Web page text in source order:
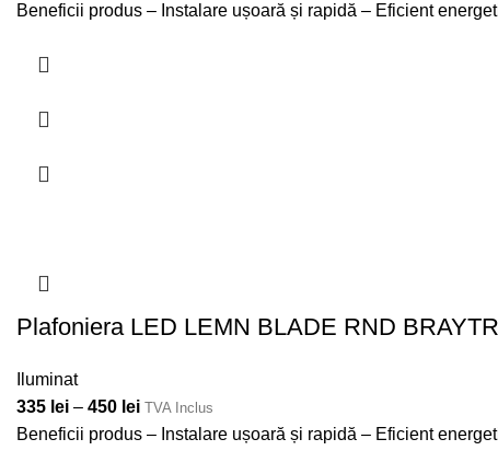
Beneficii produs – Instalare ușoară și rapidă – Eficient
Plafoniera LED LEMN BLADE RND
Iluminat
335 lei – 450 lei TVA Inclus
Beneficii produs – Instalare ușoară și rapidă – Eficient